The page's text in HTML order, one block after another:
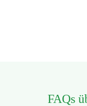
FAQs